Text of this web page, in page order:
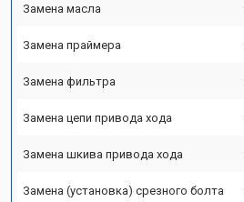
Замена масла
Замена праймера
Замена фильтра
Замена цепи привода хода
Замена шкива привода хода
Замена (установка) срезного болта